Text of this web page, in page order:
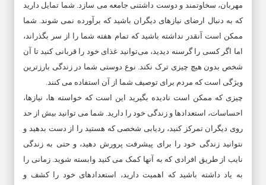
مهربان، سخاوتمند و دوست داشتنی جامعه می سازد. شما تمایل دارید
که به دنبال ارضای نیازهای دیگران باشید که برآورده نمی شوند. شما
ممکن است آنقدر نداشته باشید که تمام هفته شما را از سر بگذراند،
اما اگر کسی را گرسنه دیدید، می‌توانید غذای خود را قربانی کنید تا آن
شخص بدون هیچ چیزی ترک نکند. نوع دوستی شما در زندگی بارزترین
ویژگی است که مردم برای توصیف شما از آن استفاده می کنند.
چیزی که ممکن است نادیده بگیرید این است که خواسته ها، نیازها،
احساسات، استعدادها و زندگی خود را دارید. شما می توانید بیش از حد
روی دیگران تمرکز کنید، ردیابی شخصی که هستید را از دست بدهید و
نتوانید زندگی خود را برای پیشرفت پرورش دهید، و حتی به زندگی
نایب از طریق افرادی که به آنها کمک می کنید وابسته شوید. زمانی را
به یاد داشته باشید که اهمیت دارید، استعدادهای خود را کشف و